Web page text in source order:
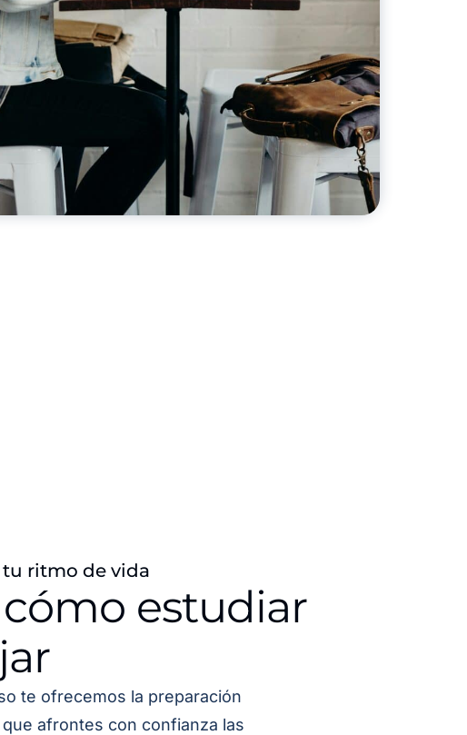
ritmo de vida
estudiar
te ofrecemos la preparación
afrontes con confianza las